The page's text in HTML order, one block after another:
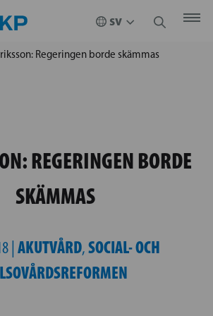
Regeringen borde skämmas
REGERINGEN BORDE
SKÄMMAS
| AKUTVÅRD,SOCIAL- OCH